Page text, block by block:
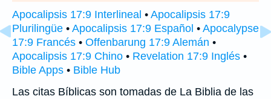
Apocalipsis 17:9 Interlineal • Apocalipsis 17:9
Plurilingüe • Apocalipsis 17:9 Español • Apocalypse
17:9 Francés • Offenbarung 17:9 Alemán •
Apocalipsis 17:9 Chino • Revelation 17:9 Inglés •
Bible Apps • Bible Hub
Las citas Bíblicas son tomadas de La Biblia de las